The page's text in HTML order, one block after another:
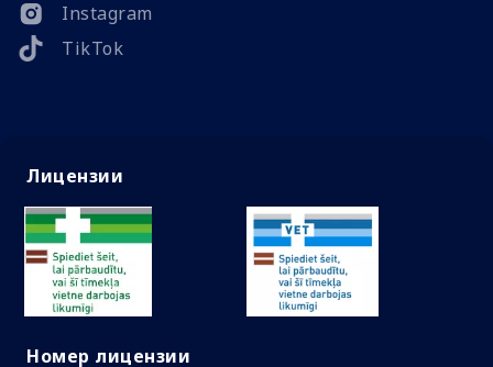
Instagram
TikTok
Лицензии
Номер лицензии